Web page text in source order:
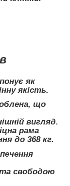
як
якість.
що
вигляд.
рама
до 368 кг.
свободою